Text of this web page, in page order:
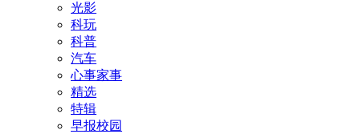
光影
科玩
科普
汽车
心事家事
精选
特辑
早报校园